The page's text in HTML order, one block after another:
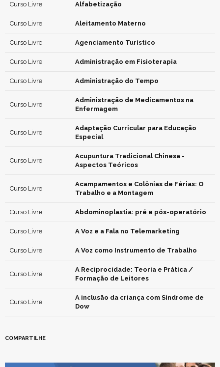
Curso Livre Alfabetização
Curso Livre Aleitamento Materno
Curso Livre Agenciamento Turístico
Curso Livre Administração em Fisioterapia
Curso Livre Administração do Tempo
Curso Livre
Administração de Medicamentos na
Enfermagem
Curso Livre
Adaptação Curricular para Educação
Especial
Curso Livre
Acupuntura Tradicional Chinesa -
Aspectos Teóricos
Curso Livre
Acampamentos e Colônias de Férias: O
Trabalho e a Montagem
Curso Livre Abdominoplastia: pré e pós-operatório
Curso Livre A Voz e a Fala no Telemarketing
Curso Livre A Voz como Instrumento de Trabalho
Curso Livre
A Reciprocidade: Teoria e Prática /
Formação de Leitores
Curso Livre
A inclusão da criança com Síndrome de
Dow
COMPARTILHE